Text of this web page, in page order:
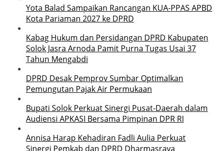
Yota Balad Sampaikan Rancangan KUA-PPAS APBD
Kota Pariaman 2027 ke DPRD
Kabag Hukum dan Persidangan DPRD Kabupaten
Solok Jasra Arnoda Pamit Purna Tugas Usai 37
Tahun Mengabdi
DPRD Desak Pemprov Sumbar Optimalkan
Pemungutan Pajak Air Permukaan
Bupati Solok Perkuat Sinergi Pusat-Daerah dalam
Audiensi APKASI Bersama Pimpinan DPR RI
Annisa Harap Kehadiran Fadli Aulia Perkuat
Sinergi Pemkab dan DPRD Dharmasraya